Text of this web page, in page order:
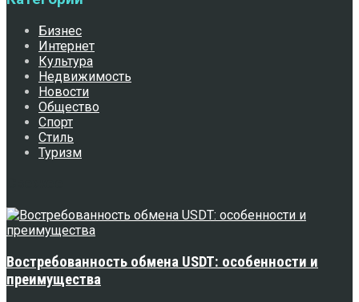
Бизнес
Интернет
Культура
Недвижимость
Новости
Общество
Спорт
Стиль
Туризм
Востребованность обмена USDT: особенности и
преимущества